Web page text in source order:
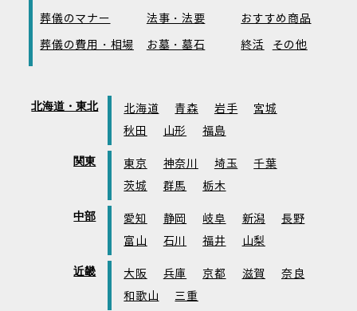
葬儀のマナー
法事・法要
おすすめ商品
葬儀の費用・相場
お墓・墓石 終活 その他
北海道・東北 北海道 青森 岩手
宮城
秋田
山形 福島
関東 東京 神奈川 埼玉
千葉
茨城
群馬 栃木
中部 愛知 静岡 岐阜 新潟
長野
富山
石川 福井 山梨
近畿 大阪 兵庫 京都 滋賀
奈良
和歌山
三重